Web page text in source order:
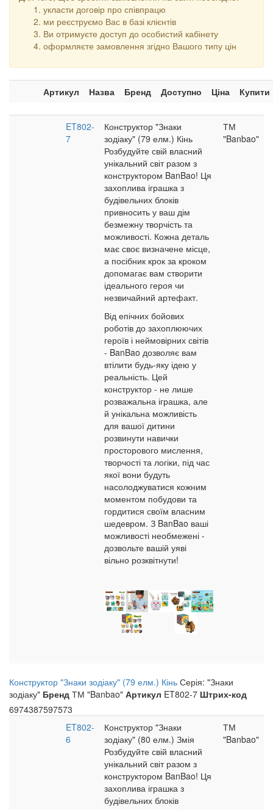
укласти договір про співпрацю
ми реєструємо Вас в базі клієнтів
Ви отримуєте доступ до особистий кабінету
оформляєте замовлення згідно Вашого типу цін
Артикул Назва Бренд Доступно Ціна Купити
ET802-
7
Конструктор "Знаки
зодіаку" (79 елм.) Кінь
Розбудуйте свій власний
унікальний світ разом з
конструктором BanBao! Ця
захоплива іграшка з
будівельних блоків
привносить у ваш дім
безмежну творчість та
можливості. Кожна деталь
має своє визначене місце,
а посібник крок за кроком
допомагає вам створити
ідеального героя чи
незвичайний артефакт.
Від епічних бойових
роботів до захоплюючих
героїв і неймовірних світів
- BanBao дозволяє вам
втілити будь-яку ідею у
реальність. Цей
конструктор - не лише
розважальна іграшка, але
й унікальна можливість
для вашої дитини
розвинути навички
просторового мислення,
творчості та логіки, під час
якої вони будуть
насолоджуватися кожним
моментом побудови та
гордитися своїм власним
шедевром. З BanBao ваші
можливості необмежені -
дозвольте вашій уяві
вільно розквітнути!
ТМ
"Banbao"
Конструктор "Знаки зодіаку" (79 елм.) Кінь Серія: "Знаки
зодіаку" Бренд ТМ "Banbao" Артикул ET802-7 Штрих-код
6974387597573
ET802-
6
Конструктор "Знаки
зодіаку" (80 елм.) Змія
Розбудуйте свій власний
унікальний світ разом з
конструктором BanBao! Ця
захоплива іграшка з
будівельних блоків
ТМ
"Banbao"